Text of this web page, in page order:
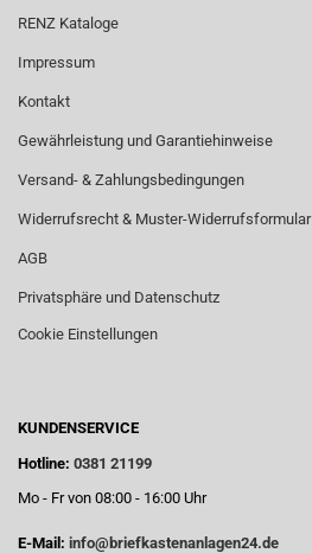
RENZ Kataloge
Impressum
Kontakt
Gewährleistung und Garantiehinweise
Versand- & Zahlungsbedingungen
Widerrufsrecht & Muster-Widerrufsformular
AGB
Privatsphäre und Datenschutz
Cookie Einstellungen
KUNDENSERVICE
Hotline: 0381 21199
Mo - Fr von 08:00 - 16:00 Uhr
E-Mail: info@briefkastenanlagen24.de